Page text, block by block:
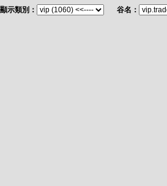
顯示類別： 谷名：